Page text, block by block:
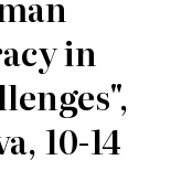
in
10-14